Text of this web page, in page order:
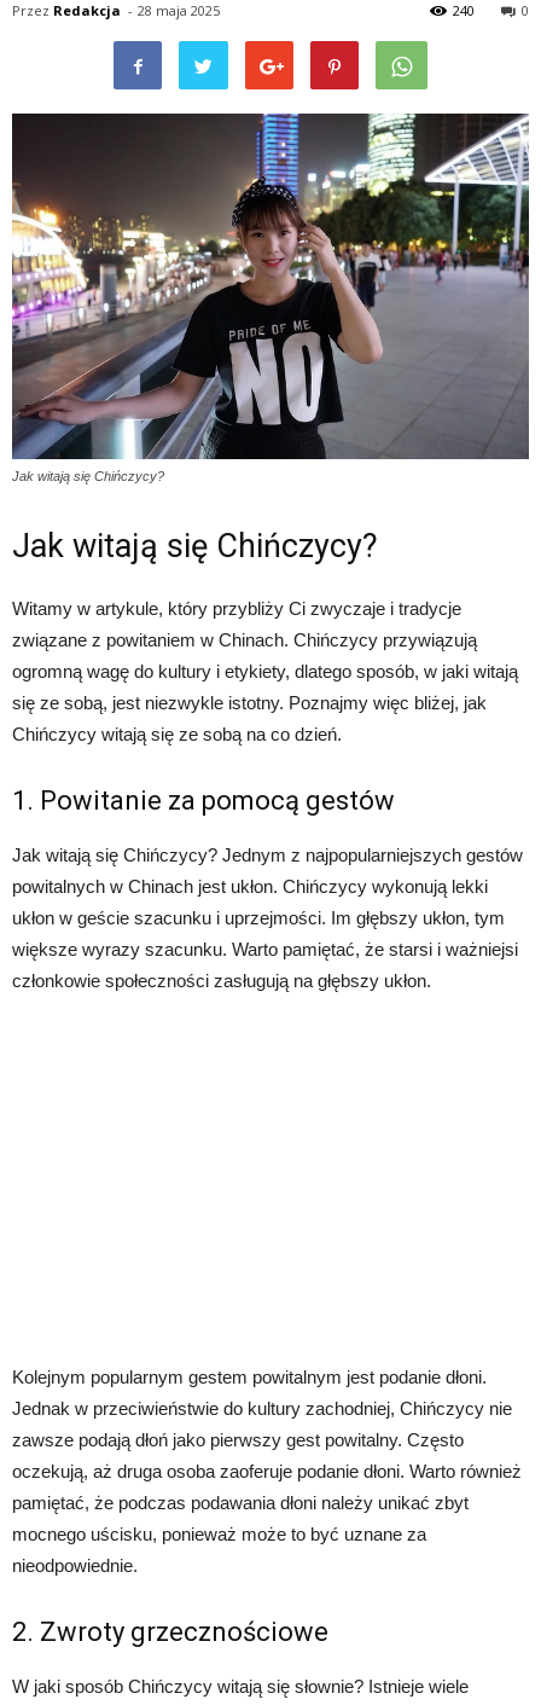
Przez Redakcja - 28 maja 2025 0
240
Jak witają się Chińczycy?
Jak witają się Chińczycy?
Witamy w artykule, który przybliży Ci zwyczaje i tradycje
związane z powitaniem w Chinach. Chińczycy przywiązują
ogromną wagę do kultury i etykiety, dlatego sposób, w jaki witają
się ze sobą, jest niezwykle istotny. Poznajmy więc bliżej, jak
Chińczycy witają się ze sobą na co dzień.
1. Powitanie za pomocą gestów
Jak witają się Chińczycy? Jednym z najpopularniejszych gestów
powitalnych w Chinach jest ukłon. Chińczycy wykonują lekki
ukłon w geście szacunku i uprzejmości. Im głębszy ukłon, tym
większe wyrazy szacunku. Warto pamiętać, że starsi i ważniejsi
członkowie społeczności zasługują na głębszy ukłon.
Kolejnym popularnym gestem powitalnym jest podanie dłoni.
Jednak w przeciwieństwie do kultury zachodniej, Chińczycy nie
zawsze podają dłoń jako pierwszy gest powitalny. Często
oczekują, aż druga osoba zaoferuje podanie dłoni. Warto również
pamiętać, że podczas podawania dłoni należy unikać zbyt
mocnego uścisku, ponieważ może to być uznane za
nieodpowiednie.
2. Zwroty grzecznościowe
W jaki sposób Chińczycy witają się słownie? Istnieje wiele